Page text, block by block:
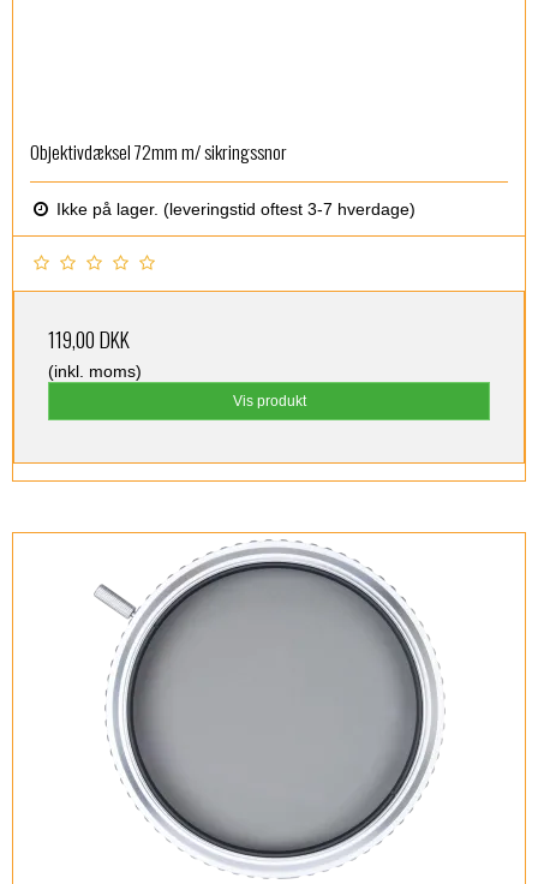
Objektivdæksel 72mm m/ sikringssnor
Ikke på lager. (leveringstid oftest 3-7 hverdage)
119,00 DKK
(inkl. moms)
Vis produkt